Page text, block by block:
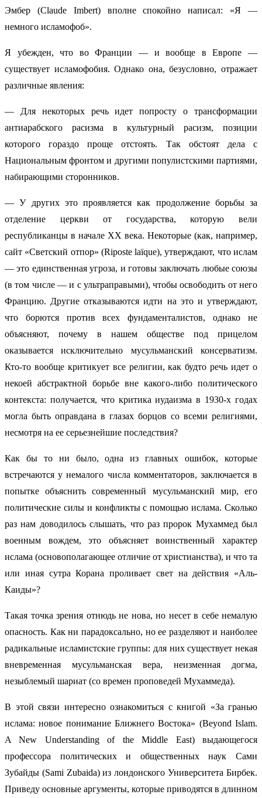
Эмбер (Claude Imbert) вполне спокойно написал: «Я —
немного исламофоб».
Я убежден, что во Франции — и вообще в Европе —
существует исламофобия. Однако она, безусловно, отражает
различные явления:
— Для некоторых речь идет попросту о трансформации
антиарабского расизма в культурный расизм, позиции
которого гораздо проще отстоять. Так обстоят дела с
Национальным фронтом и другими популистскими партиями,
набирающими сторонников.
— У других это проявляется как продолжение борьбы за
отделение церкви от государства, которую вели
республиканцы в начале ХХ века. Некоторые (как, например,
сайт «Светский отпор» (Riposte laïque), утверждают, что ислам
— это единственная угроза, и готовы заключать любые союзы
(в том числе — и с ультраправыми), чтобы освободить от него
Францию. Другие отказываются идти на это и утверждают,
что борются против всех фундаменталистов, однако не
объясняют, почему в нашем обществе под прицелом
оказывается исключительно мусульманский консерватизм.
Кто-то вообще критикует все религии, как будто речь идет о
некоей абстрактной борьбе вне какого-либо политического
контекста: получается, что критика иудаизма в 1930-х годах
могла быть оправдана в глазах борцов со всеми религиями,
несмотря на ее серьезнейшие последствия?
Как бы то ни было, одна из главных ошибок, которые
встречаются у немалого числа комментаторов, заключается в
попытке объяснить современный мусульманский мир, его
политические силы и конфликты с помощью ислама. Сколько
раз нам доводилось слышать, что раз пророк Мухаммед был
военным вождем, это объясняет воинственный характер
ислама (основополагающее отличие от христианства), и что та
или иная сутра Корана проливает свет на действия «Аль-
Каиды»?
Такая точка зрения отнюдь не нова, но несет в себе немалую
опасность. Как ни парадоксально, но ее разделяют и наиболее
радикальные исламистские группы: для них существует некая
вневременная мусульманская вера, неизменная догма,
незыблемый шариат (со времен проповедей Мухаммеда).
В этой связи интересно ознакомиться с книгой «За гранью
ислама: новое понимание Ближнего Востока» (Beyond Islam.
A New Understanding of the Middle East) выдающегося
профессора политических и общественных наук Сами
Зубайды (Sami Zubaida) из лондонского Университета Бирбек.
Приведу основные аргументы, которые приводятся в длинном